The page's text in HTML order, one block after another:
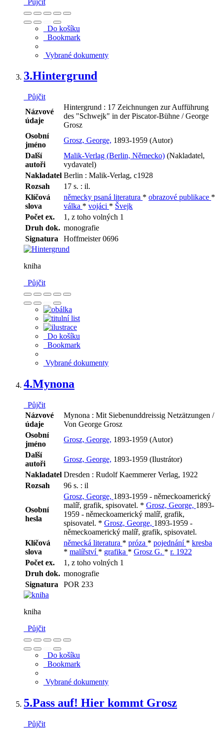
Do košíku
Bookmark
Vybrané dokumenty
3.Hintergrund
Půjčit
Názvové
údaje
Hintergrund : 17 Zeichnungen zur Aufführung
des "Schwejk" in der Piscator-Bühne / George
Grosz
Osobní
jméno
Grosz, George, 1893-1959 (Autor)
Další
autoři
Malik-Verlag (Berlin, Německo) (Nakladatel,
vydavatel)
Nakladatel Berlin : Malik-Verlag, c1928
Rozsah
17 s. : il.
Klíčová
slova
německy psaná literatura * obrazové publikace *
válka * vojáci * Švejk
Počet ex.
1, z toho volných 1
Druh dok. monografie
Signatura
Hoffmeister 0696
kniha
Půjčit
Do košíku
Bookmark
Vybrané dokumenty
4.Mynona
Půjčit
Názvové
údaje
Mynona : Mit Siebenunddreissig Netzätzungen /
Von George Grosz
Osobní
jméno
Grosz, George, 1893-1959 (Autor)
Další
autoři
Grosz, George, 1893-1959 (Ilustrátor)
Nakladatel Dresden : Rudolf Kaemmerer Verlag, 1922
Rozsah
96 s. : il
Osobní
hesla
Grosz, George, 1893-1959 - německoamerický
malíř, grafik, spisovatel. * Grosz, George, 1893-
1959 - německoamerický malíř, grafik,
spisovatel. * Grosz, George, 1893-1959 -
německoamerický malíř, grafik, spisovatel.
Klíčová
slova
německá literatura * próza * pojednání * kresba
* malířství * grafika * Grosz G. * r. 1922
Počet ex.
1, z toho volných 1
Druh dok. monografie
Signatura
POR 233
kniha
Půjčit
Do košíku
Bookmark
Vybrané dokumenty
5.Pass auf! Hier kommt Grosz
Půjčit